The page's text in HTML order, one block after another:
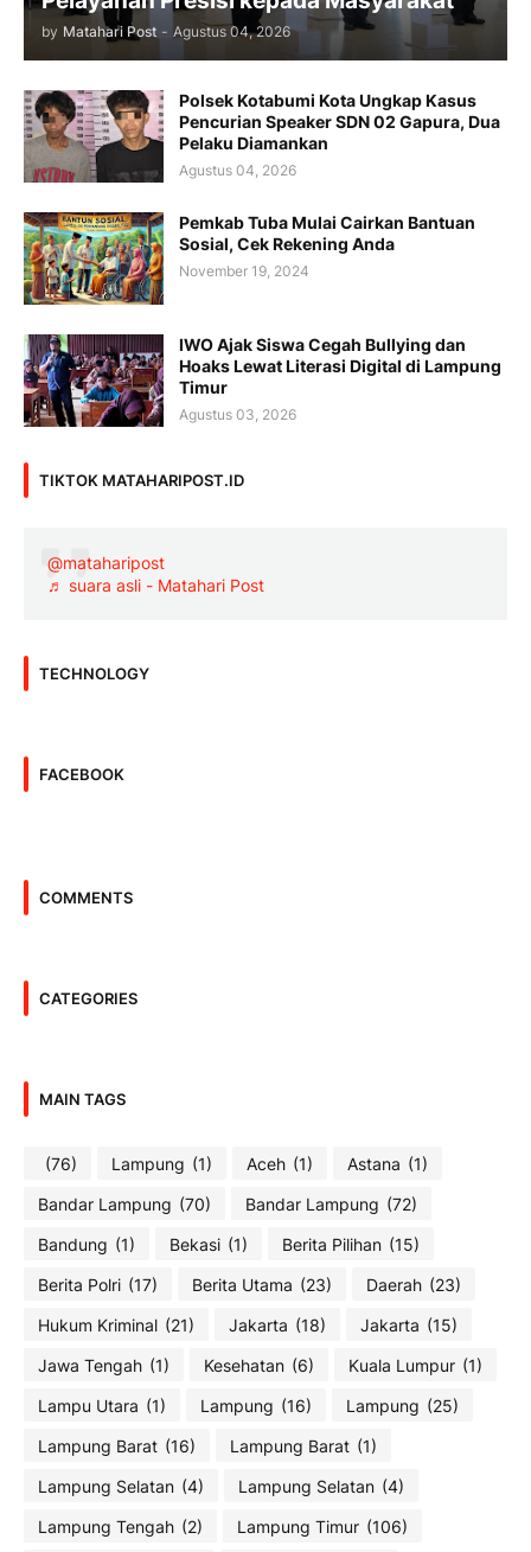
by Matahari Post - Agustus 04, 2026
Polsek Kotabumi Kota Ungkap Kasus
Pencurian Speaker SDN 02 Gapura, Dua
Pelaku Diamankan
Agustus 04, 2026
Pemkab Tuba Mulai Cairkan Bantuan
Sosial, Cek Rekening Anda
November 19, 2024
IWO Ajak Siswa Cegah Bullying dan
Hoaks Lewat Literasi Digital di Lampung
Timur
Agustus 03, 2026
TIKTOK MATAHARIPOST.ID
@mataharipost
♬ suara asli - Matahari Post
TECHNOLOGY
FACEBOOK
COMMENTS
CATEGORIES
MAIN TAGS
(76) Lampung (1) Aceh (1) Astana (1)
Bandar Lampung (70) Bandar Lampung (72)
Bandung (1) Bekasi (1) Berita Pilihan (15)
Berita Polri (17) Berita Utama (23) Daerah (23)
Hukum Kriminal (21) Jakarta (18) Jakarta (15)
Jawa Tengah (1) Kesehatan (6) Kuala Lumpur (1)
Lampu Utara (1) Lampung (16) Lampung (25)
Lampung Barat (16) Lampung Barat (1)
Lampung Selatan (4) Lampung Selatan (4)
Lampung Tengah (2) Lampung Timur (106)